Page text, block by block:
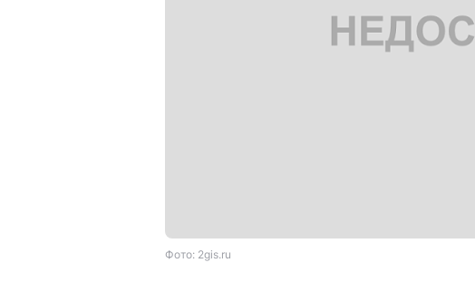
Фото: 2gis.ru